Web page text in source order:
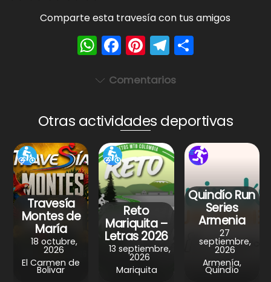
Comparte esta travesía con tus amigos
W
h
a
A
p
p
F
a
c
b
o
o
k
Pi
nt
er
st
T
el
e
a
m
Comentarios
Otras actividades deportivas
Travesía
Montes de
María
18 octubre,
2026
El Carmen de
Bolivar
Reto
Mariquita –
Letras 2026
13 septiembre,
2026
Mariquita
Quindío Run
Series
Armenia
27
septiembre,
2026
Armenía,
Quindío